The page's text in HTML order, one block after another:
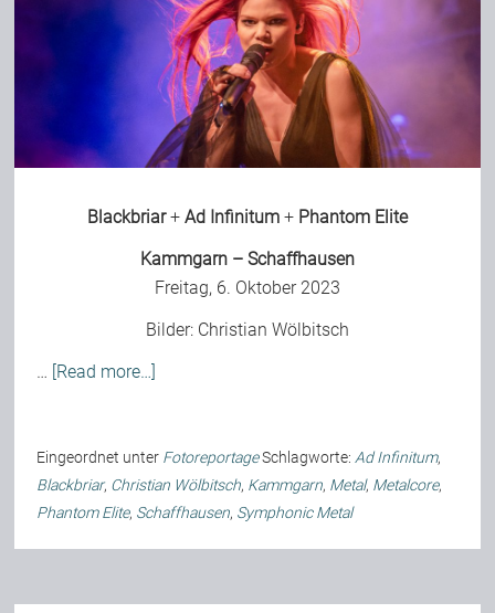
Blackbriar+ Ad Infinitum + Phantom Elite
Kammgarn – Schaffhausen
Freitag, 6. Oktober 2023
Bilder: Christian Wölbitsch
… [Read more…]
Eingeordnet unter FotoreportageSchlagworte: Ad Infinitum,
Blackbriar, Christian Wölbitsch, Kammgarn, Metal, Metalcore,
Phantom Elite, Schaffhausen, Symphonic Metal